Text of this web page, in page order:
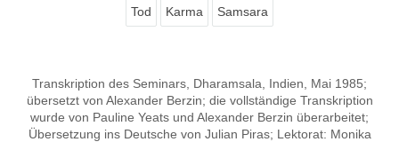
Tod Karma Samsara
Transkription des Seminars, Dharamsala, Indien, Mai 1985;
übersetzt von Alexander Berzin; die vollständige Transkription
wurde von Pauline Yeats und Alexander Berzin überarbeitet;
Übersetzung ins Deutsche von Julian Piras; Lektorat: Monika